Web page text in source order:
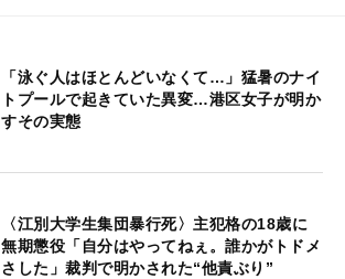
「泳ぐ人はほとんどいなくて…」猛暑のナイ
トプールで起きていた異変…港区女子が明か
すその実態
〈江別大学生集団暴行死〉主犯格の18歳に
無期懲役「自分はやってねぇ。誰かがトドメ
さした」裁判で明かされた“他責ぶり”